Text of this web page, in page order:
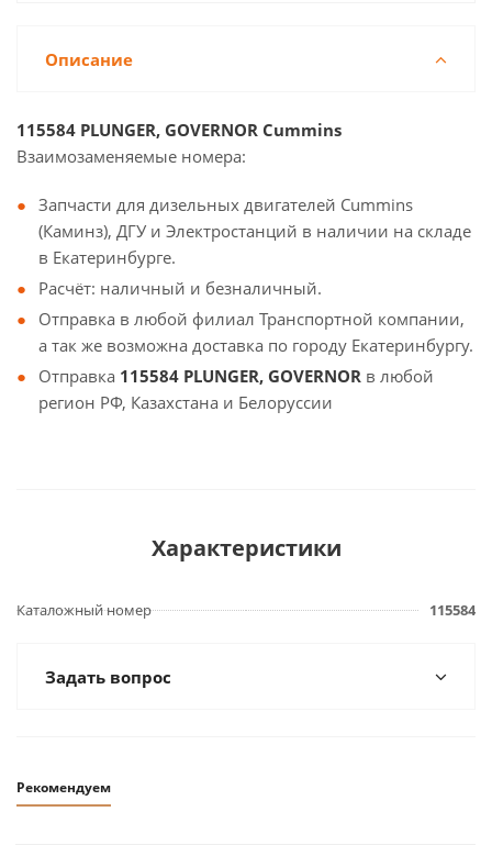
Описание
115584 PLUNGER, GOVERNOR Cummins
Взаимозаменяемые номера:
Запчасти для дизельных двигателей Cummins
(Каминз), ДГУ и Электростанций в наличии на складе
в Екатеринбурге.
Расчёт: наличный и безналичный.
Отправка в любой филиал Транспортной компании,
а так же возможна доставка по городу Екатеринбургу.
Отправка 115584 PLUNGER, GOVERNOR в любой
регион РФ, Казахстана и Белоруссии
Характеристики
Каталожный номер 115584
Задать вопрос
Рекомендуем